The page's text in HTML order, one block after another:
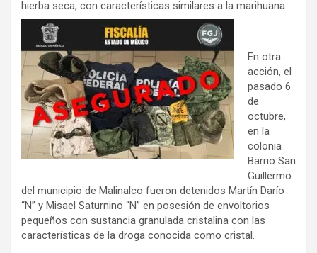
hierba seca, con características similares a la marihuana.
En otra
acción, el
pasado 6
de
octubre,
en la
colonia
Barrio San
Guillermo
del municipio de Malinalco fueron detenidos Martín Darío
“N” y Misael Saturnino “N” en posesión de envoltorios
pequeños con sustancia granulada cristalina con las
características de la droga conocida como cristal.